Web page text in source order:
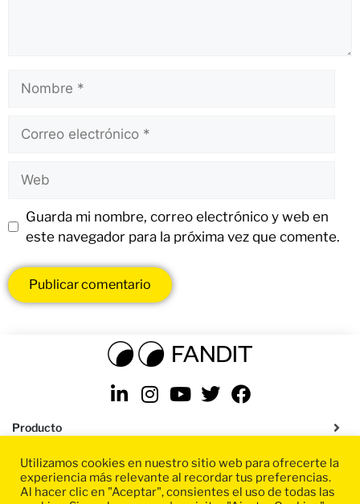
Guarda mi nombre, correo electrónico y web en
este navegador para la próxima vez que comente.
Producto
Soluciones
Utilizamos cookies en nuestro sitio web para ofrecerte la
experiencia más relevante al recordar tus preferencias.
Al hacer clic en "Aceptar", consientes el uso de todas las